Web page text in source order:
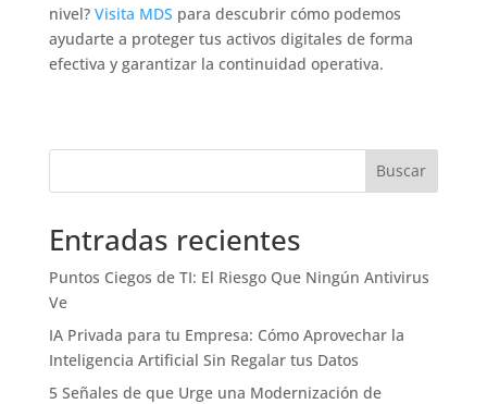
nivel? Visita MDS para descubrir cómo podemos
ayudarte a proteger tus activos digitales de forma
efectiva y garantizar la continuidad operativa.
Buscar
Entradas recientes
Puntos Ciegos de TI: El Riesgo Que Ningún Antivirus
Ve
IA Privada para tu Empresa: Cómo Aprovechar la
Inteligencia Artificial Sin Regalar tus Datos
5 Señales de que Urge una Modernización de